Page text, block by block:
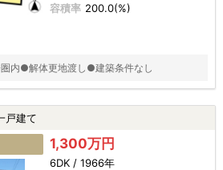
容積率 200.0(%)
内●解体更地渡し●建築条件なし
戸建て
1,300万円
6DK / 1966年